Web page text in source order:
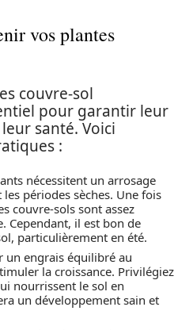
vos plantes
couvre-sol
pour garantir leur
santé. Voici
:
nécessitent un arrosage
périodes sèches. Une fois
couvre-sols sont assez
Cependant, il est bon de
particulièrement en été.
un engrais équilibré au
la croissance. Privilégiez
nourrissent le sol en
un développement sain et